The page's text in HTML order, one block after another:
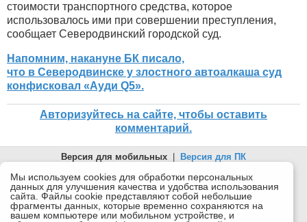
стоимости транспортного средства, которое
использовалось ими при совершении преступления,
сообщает Северодвинский городской суд.
Напомним, накануне БК писало,
что в Северодвинске у злостного автоалкаша суд
конфисковал «Aуди Q5».
Авторизуйтесь на сайте, чтобы оставить
комментарий.
Версия для мобильных
Версия для ПК
© 2026 Беломорканал Северодвинск tv29.ru
Joomla!is Free Software released under the GNU General Public
License.
Mobile version byMobile Joomla!
Мы используем cookies для обработки персональных
данных для улучшения качества и удобства использования
сайта. Файлы cookie представляют собой небольшие
фрагменты данных, которые временно сохраняются на
вашем компьютере или мобильном устройстве, и